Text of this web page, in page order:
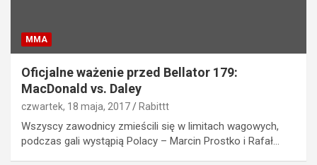
MMA
Oficjalne ważenie przed Bellator 179:
MacDonald vs. Daley
czwartek, 18 maja, 2017 Rabittt
Wszyscy zawodnicy zmieścili się w limitach wagowych,
podczas gali wystąpią Polacy – Marcin Prostko i Rafał…